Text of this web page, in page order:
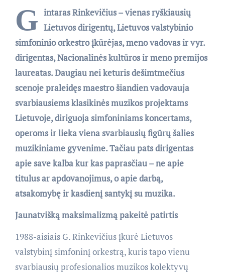
G intaras Rinkevičius – vienas ryškiausių
Lietuvos dirigentų, Lietuvos valstybinio
simfoninio orkestro įkūrėjas, meno vadovas ir vyr.
dirigentas, Nacionalinės kultūros ir meno premijos
laureatas. Daugiau nei keturis dešimtmečius
scenoje praleidęs maestro šiandien vadovauja
svarbiausiems klasikinės muzikos projektams
Lietuvoje, diriguoja simfoniniams koncertams,
operoms ir lieka viena svarbiausių figūrų šalies
muzikiniame gyvenime. Tačiau pats dirigentas
apie save kalba kur kas paprasčiau – ne apie
titulus ar apdovanojimus, o apie darbą,
atsakomybę ir kasdienį santykį su muzika.
Jaunatvišką maksimalizmą pakeitė patirtis
1988-aisiais G. Rinkevičius įkūrė Lietuvos
valstybinį simfoninį orkestrą, kuris tapo vienu
svarbiausių profesionalios muzikos kolektyvų